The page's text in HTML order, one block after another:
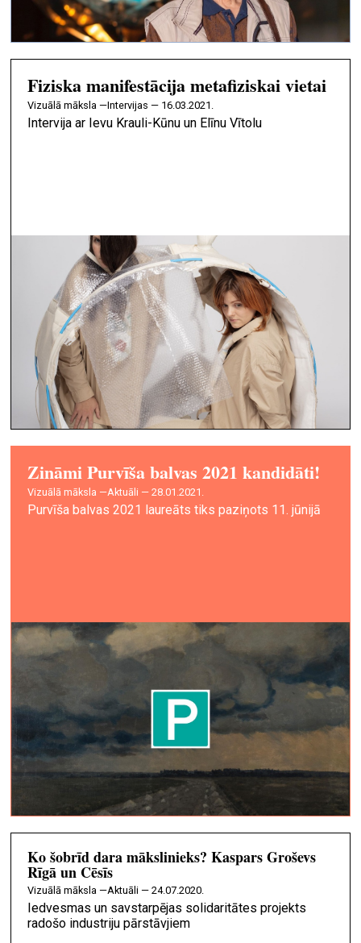
Fiziska manifestācija metafiziskai vietai
vizuālā māksla —Intervijas — 16.03.2021.
Intervija ar Ievu Krauli-Kūnu un Elīnu Vītolu
Zināmi Purvīša balvas 2021 kandidāti!
vizuālā māksla —Aktuāli — 28.01.2021.
Purvīša balvas 2021 laureāts tiks paziņots 11. jūnijā
Ko šobrīd dara mākslinieks? Kaspars Groševs
Rīgā un Cēsīs
vizuālā māksla —Aktuāli — 24.07.2020.
Iedvesmas un savstarpējas solidaritātes projekts
radošo industriju pārstāvjiem